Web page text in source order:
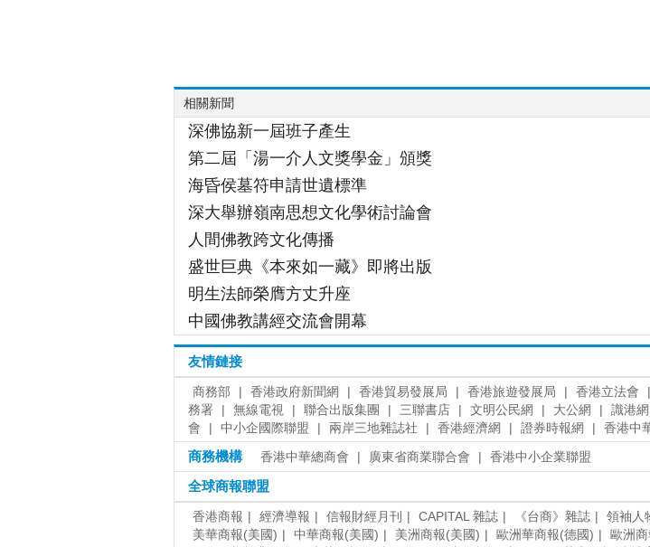
相關新聞
深佛協新一屆班子產生
第二屆「湯一介人文獎學金」頒獎
海昏侯墓符申請世遺標準
深大舉辦嶺南思想文化學術討論會
人間佛教跨文化傳播
盛世巨典《本來如一藏》即將出版
明生法師榮膺方丈升座
中國佛教講經交流會開幕